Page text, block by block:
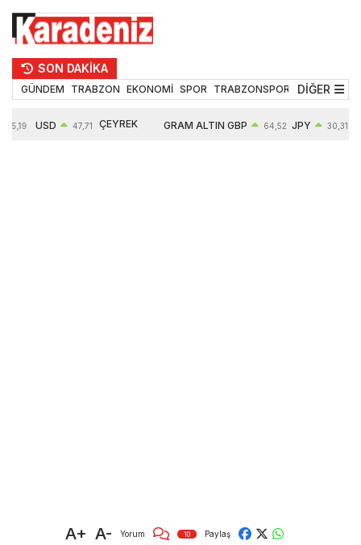
SON DAKİKA
GÜNDEM TRABZON EKONOMİ SPOR TRABZONSPOR TEKNOLOJİ
DİĞER
55,19 USD 47,71 ÇEYREK GRAM ALTIN GBP 64,52 JPY 30,31
A+ A- Yorum 10 Paylaş